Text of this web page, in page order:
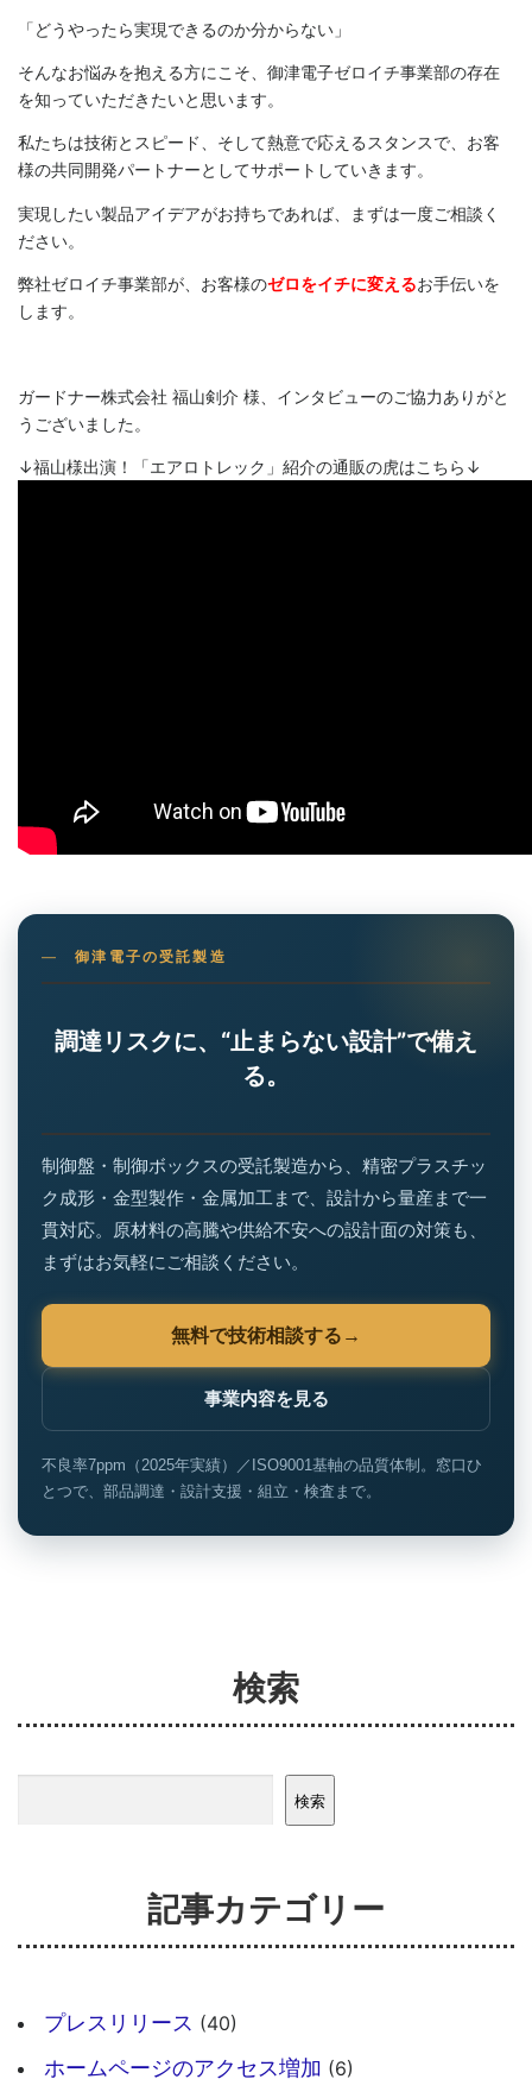
「どうやったら実現できるのか分からない」
そんなお悩みを抱える方にこそ、御津電子ゼロイチ事業部の存在
を知っていただきたいと思います。
私たちは技術とスピード、そして熱意で応えるスタンスで、お客
様の共同開発パートナーとしてサポートしていきます。
実現したい製品アイデアがお持ちであれば、まずは一度ご相談く
ださい。
弊社ゼロイチ事業部が、お客様のゼロをイチに変えるお手伝いを
します。
ガードナー株式会社 福山剣介 様、インタビューのご協力ありがと
うございました。
↓福山様出演！「エアロトレック」紹介の通販の虎はこちら↓
御津電子の受託製造
調達リスクに、“止まらない設計”で備え
る。
制御盤・制御ボックスの受託製造から、精密プラスチッ
ク成形・金型製作・金属加工まで、設計から量産まで一
貫対応。原材料の高騰や供給不安への設計面の対策も、
まずはお気軽にご相談ください。
無料で技術相談する
事業内容を見る
不良率7ppm（2025年実績）／ISO9001基軸の品質体制。窓口ひ
とつで、部品調達・設計支援・組立・検査まで。
検索
検索
記事カテゴリー
プレスリリース (40)
ホームページのアクセス増加 (6)